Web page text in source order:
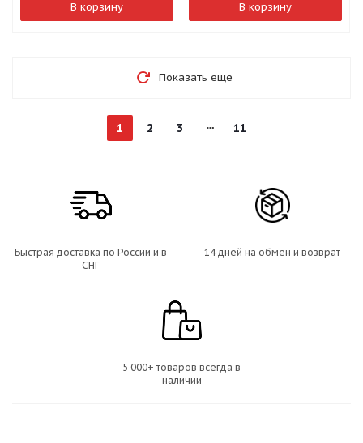
В корзину В корзину
Показать еще
1 2 3 11
Быстрая доставка по России и в
СНГ
14 дней на обмен и возврат
5 000+ товаров всегда в
наличии